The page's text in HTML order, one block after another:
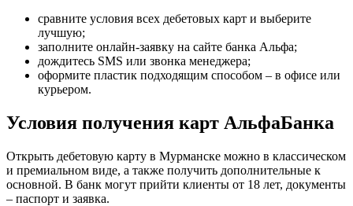
сравните условия всех дебетовых карт и выберите
лучшую;
заполните онлайн-заявку на сайте банка Альфа;
дождитесь SMS или звонка менеджера;
оформите пластик подходящим способом – в офисе или
курьером.
Условия получения карт АльфаБанка
Открыть дебетовую карту в Мурманске можно в классическом
и премиальном виде, а также получить дополнительные к
основной. В банк могут прийти клиенты от 18 лет, документы
– паспорт и заявка.